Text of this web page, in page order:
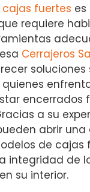
fuertes es
requiere
Cerrajeros
soluciones
encerrados
a su
abrir una
de cajas
integridad de
su interior.